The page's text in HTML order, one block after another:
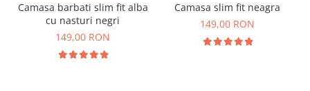
Camasa barbati slim fit alba
cu nasturi negri
149,00 RON
Camasa slim fit neagra
149,00 RON